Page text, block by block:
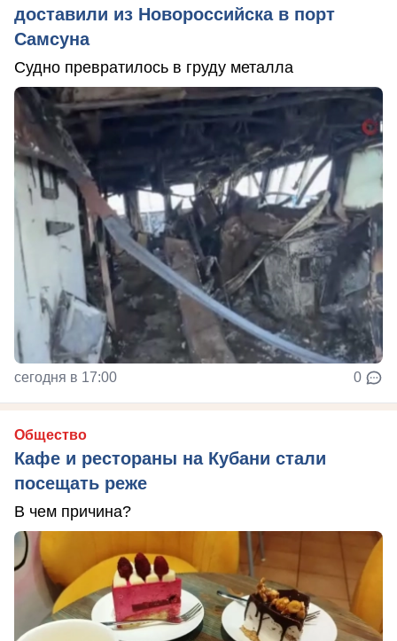
доставили из Новороссийска в порт
Самсуна
Судно превратилось в груду металла
сегодня в 17:00 0
Общество
Кафе и рестораны на Кубани стали
посещать реже
В чем причина?